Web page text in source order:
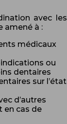
avec les
amené à :
médicaux
ou
dentaires
sur l’état
d’autres
en cas de